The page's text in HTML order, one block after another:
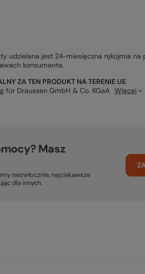
udzielana jest 24-miesięczna rękojmia na
konsumenta.
ZA TEN PRODUKT NA TERENIE UE
für Draussen GmbH & Co. KGaA Więcej
Masz
niezwłocznie, najciekawsze
dla innych.